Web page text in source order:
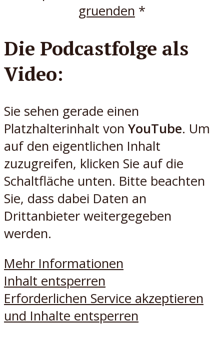
gruenden *
Die Podcastfolge als
Video:
Sie sehen gerade einen
Platzhalterinhalt von YouTube. Um
auf den eigentlichen Inhalt
zuzugreifen, klicken Sie auf die
Schaltfläche unten. Bitte beachten
Sie, dass dabei Daten an
Drittanbieter weitergegeben
werden.
Mehr Informationen
Inhalt entsperren
Erforderlichen Service akzeptieren
und Inhalte entsperren